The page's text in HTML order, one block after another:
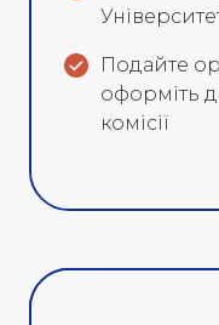
Подайте
оформіть
комісії